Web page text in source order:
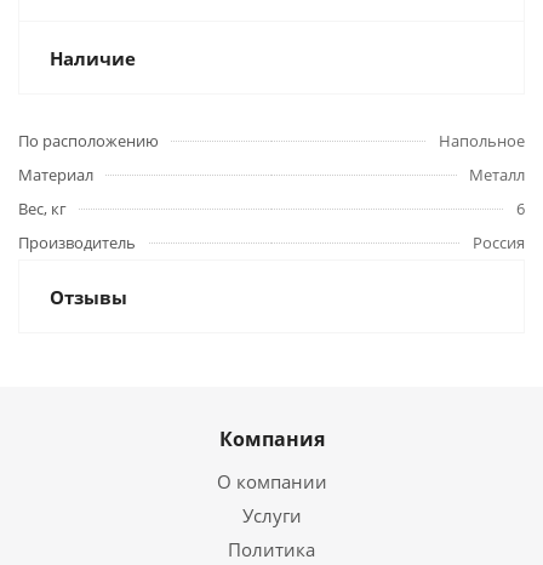
Наличие
По расположению
Напольное
Материал
Металл
Вес, кг
6
Производитель
Россия
Отзывы
Компания
О компании
Услуги
Политика